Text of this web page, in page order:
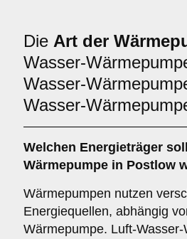
Die Art der
Wasser-
Wasser-
Wasser-
Welchen Energieträger
Wärmepumpe in Postlow
Wärmepumpen nutzen
Energiequellen, abhängig
Wärmepumpe. Luft-